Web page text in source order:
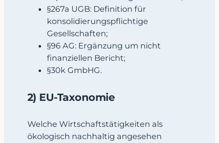
§267a UGB: Definition für
konsolidierungspflichtige
Gesellschaften;
§96 AG: Ergänzung um nicht
finanziellen Bericht;
§30k GmbHG.
2) EU-Taxonomie
Welche Wirtschaftstätigkeiten als
ökologisch nachhaltig angesehen